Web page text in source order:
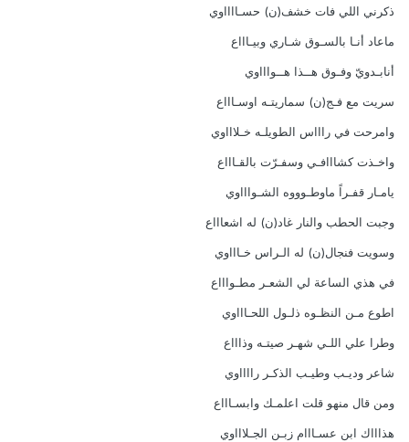
ذكرني اللي فات خشف(ن) حسـااااوي
ماعاد أنـا بالسـوق شـاري وبيـاااع
أنابـدويّ وفـوق هــذا هــواااوي
سريت مع فـج(ن) سماريتـه اوسـاااع
وامرحت في راااس الطويلـه خـلاااوي
واخـذت كشااافـي وسفـرّت بالقـاااع
يامـار قفـراً ماوطـوووه الشـواااوي
وجبت الحطب والنار غاد(ن) له اشعاااع
وسويت فنجال(ن) له الـراس خـاااوي
في هذي الساعة لي الشعـر مطـواااع
اطوع مـن النظـوه ذلـول اللحـاااوي
وطرا علي اللـي شهـر صيتـه وذاااع
شاعر وديـب وطيـب الذكـر رااااوي
ومن قال منهو قلت اعلمـك وابسـاااع
هذاااك ابن عسـااام زبـن الجـلاااوي